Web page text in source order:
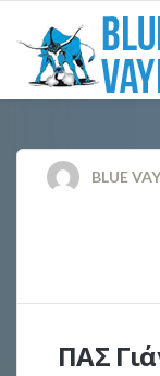
BLUE
ΠΑΣ